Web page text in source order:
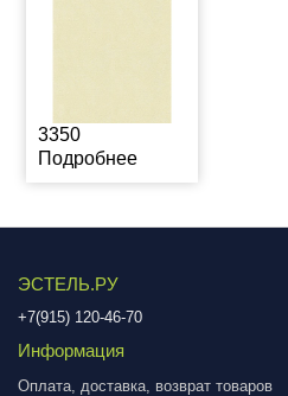
3350
Подробнее
ЭСТЕЛЬ.РУ
+7(915) 120-46-70
Информация
Оплата, доставка, возврат товаров